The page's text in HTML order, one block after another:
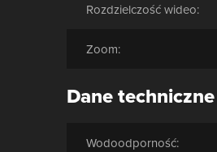
Rozdzielczość wideo:
Zoom:
Dane techniczne
Wodoodporność: